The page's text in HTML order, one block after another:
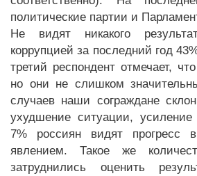
политические партии и
Не видят никакого
коррупцией за последний год
третий респондент отмечает,
но они не слишком
случаев наши сограждане
ухудшение ситуации,
7% россиян видят прогресс
явлением. Такое же
затруднились оценить